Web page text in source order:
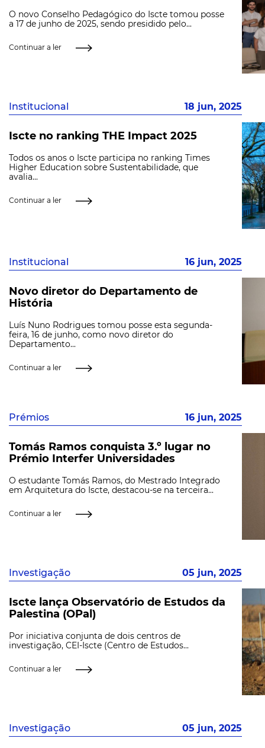
O novo Conselho Pedagógico do Iscte tomou posse
a 17 de junho de 2025, sendo presidido pelo...
Continuar a ler
Institucional 18 jun, 2025
Iscte no ranking THE Impact 2025
Todos os anos o Iscte participa no ranking Times
Higher Education sobre Sustentabilidade, que
avalia...
Continuar a ler
Institucional 16 jun, 2025
Novo diretor do Departamento de
História
Luís Nuno Rodrigues tomou posse esta segunda-
feira, 16 de junho, como novo diretor do
Departamento...
Continuar a ler
Prémios 16 jun, 2025
Tomás Ramos conquista 3.º lugar no
Prémio Interfer Universidades
O estudante Tomás Ramos, do Mestrado Integrado
em Arquitetura do Iscte, destacou-se na terceira...
Continuar a ler
Investigação 05 jun, 2025
Iscte lança Observatório de Estudos da
Palestina (OPal)
Por iniciativa conjunta de dois centros de
investigação, CEI-Iscte (Centro de Estudos...
Continuar a ler
Investigação 05 jun, 2025